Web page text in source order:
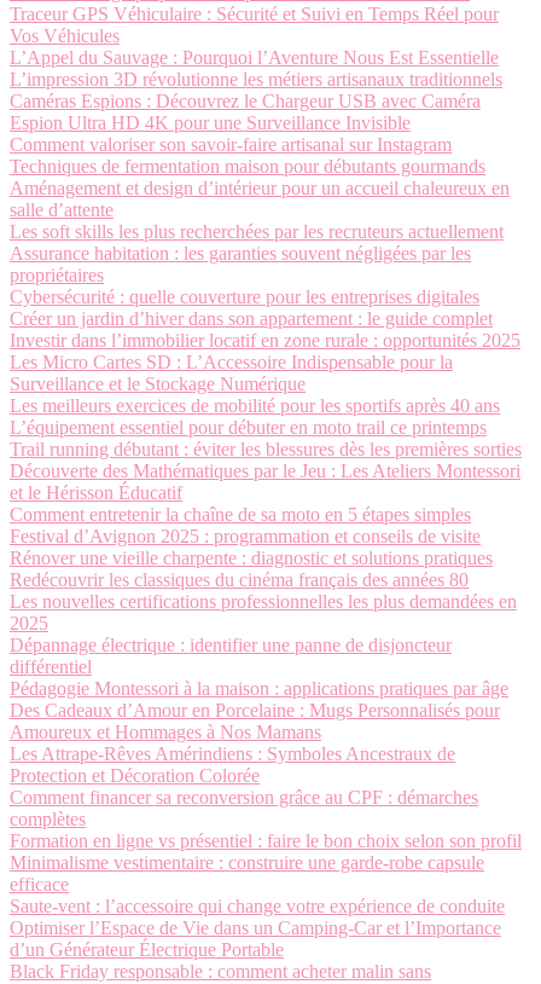
Traceur GPS Véhiculaire : Sécurité et Suivi en Temps Réel pour
Vos Véhicules
L’Appel du Sauvage : Pourquoi l’Aventure Nous Est Essentielle
L’impression 3D révolutionne les métiers artisanaux traditionnels
Caméras Espions : Découvrez le Chargeur USB avec Caméra
Espion Ultra HD 4K pour une Surveillance Invisible
Comment valoriser son savoir-faire artisanal sur Instagram
Techniques de fermentation maison pour débutants gourmands
Aménagement et design d’intérieur pour un accueil chaleureux en
salle d’attente
Les soft skills les plus recherchées par les recruteurs actuellement
Assurance habitation : les garanties souvent négligées par les
propriétaires
Cybersécurité : quelle couverture pour les entreprises digitales
Créer un jardin d’hiver dans son appartement : le guide complet
Investir dans l’immobilier locatif en zone rurale : opportunités 2025
Les Micro Cartes SD : L’Accessoire Indispensable pour la
Surveillance et le Stockage Numérique
Les meilleurs exercices de mobilité pour les sportifs après 40 ans
L’équipement essentiel pour débuter en moto trail ce printemps
Trail running débutant : éviter les blessures dès les premières sorties
Découverte des Mathématiques par le Jeu : Les Ateliers Montessori
et le Hérisson Éducatif
Comment entretenir la chaîne de sa moto en 5 étapes simples
Festival d’Avignon 2025 : programmation et conseils de visite
Rénover une vieille charpente : diagnostic et solutions pratiques
Redécouvrir les classiques du cinéma français des années 80
Les nouvelles certifications professionnelles les plus demandées en
2025
Dépannage électrique : identifier une panne de disjoncteur
différentiel
Pédagogie Montessori à la maison : applications pratiques par âge
Des Cadeaux d’Amour en Porcelaine : Mugs Personnalisés pour
Amoureux et Hommages à Nos Mamans
Les Attrape-Rêves Amérindiens : Symboles Ancestraux de
Protection et Décoration Colorée
Comment financer sa reconversion grâce au CPF : démarches
complètes
Formation en ligne vs présentiel : faire le bon choix selon son profil
Minimalisme vestimentaire : construire une garde-robe capsule
efficace
Saute-vent : l’accessoire qui change votre expérience de conduite
Optimiser l’Espace de Vie dans un Camping-Car et l’Importance
d’un Générateur Électrique Portable
Black Friday responsable : comment acheter malin sans